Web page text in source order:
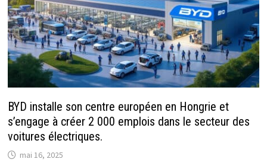
BYD installe son centre européen en Hongrie et
s’engage à créer 2 000 emplois dans le secteur des
voitures électriques.
mai 16, 2025